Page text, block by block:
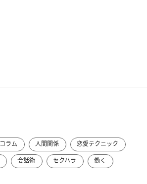
コラム 人間関係
恋愛テクニック
会話術 セクハラ
働く